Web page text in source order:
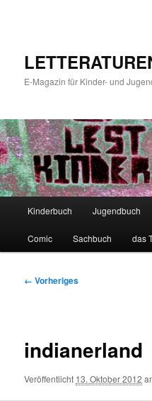
E-Magazin für Kinder- und
Kinderbuch Jugendbuch
Comic Sachbuch das
Bilder-
← Vorheriges
indianerland
Veröffentlicht 13. Oktober 2012